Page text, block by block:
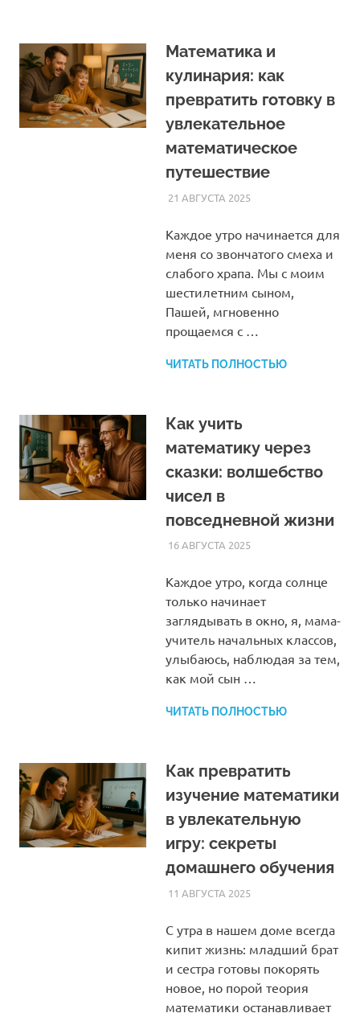
Математика и
кулинария: как
превратить готовку в
увлекательное
математическое
путешествие
21 АВГУСТА 2025HOMELESSONS
СТАТЬИ
Каждое утро начинается для
меня со звончатого смеха и
слабого храпа. Мы с моим
шестилетним сыном,
Пашей, мгновенно
прощаемся с …
ЧИТАТЬ ПОЛНОСТЬЮ
Как учить
математику через
сказки: волшебство
чисел в
повседневной жизни
16 АВГУСТА 2025HOMELESSONS
СТАТЬИ
Каждое утро, когда солнце
только начинает
заглядывать в окно, я, мама-
учитель начальных классов,
улыбаюсь, наблюдая за тем,
как мой сын …
ЧИТАТЬ ПОЛНОСТЬЮ
Как превратить
изучение математики
в увлекательную
игру: секреты
домашнего обучения
11 АВГУСТА 2025HOMELESSONS
СТАТЬИ
С утра в нашем доме всегда
кипит жизнь: младший брат
и сестра готовы покорять
новое, но порой теория
математики останавливает